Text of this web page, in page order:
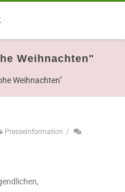
Weihnachten"
Weihnachten"
Presseinformation /